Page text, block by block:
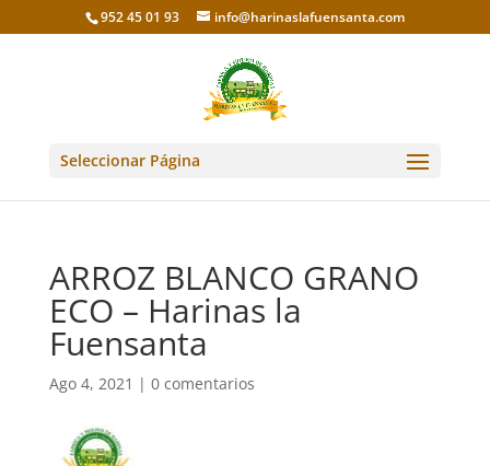
952 45 01 93 info@harinaslafuensanta.com
Seleccionar Página
ARROZ BLANCO GRANO
ECO – Harinas la
Fuensanta
Ago 4, 2021 | 0 comentarios